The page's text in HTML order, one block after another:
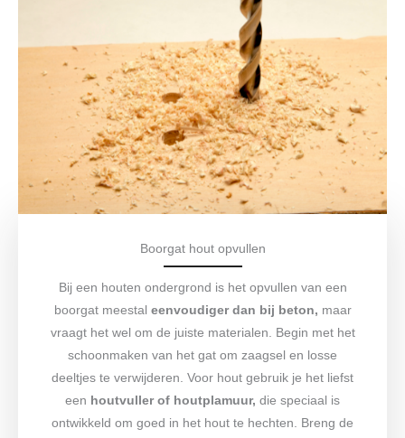
Boorgat hout opvullen
Bij een houten ondergrond is het opvullen van een
boorgat meestal eenvoudiger dan bij beton, maar
vraagt het wel om de juiste materialen. Begin met het
schoonmaken van het gat om zaagsel en losse
deeltjes te verwijderen. Voor hout gebruik je het liefst
een houtvuller of houtplamuur, die speciaal is
ontwikkeld om goed in het hout te hechten. Breng de